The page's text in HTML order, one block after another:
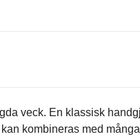
veck. En klassisk
kombineras med